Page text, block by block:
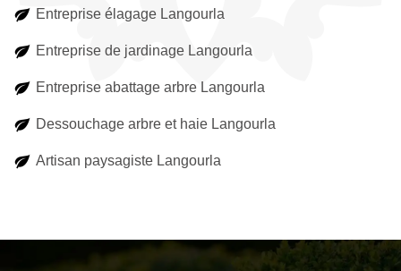
Entreprise élagage Langourla
Entreprise de jardinage Langourla
Entreprise abattage arbre Langourla
Dessouchage arbre et haie Langourla
Artisan paysagiste Langourla